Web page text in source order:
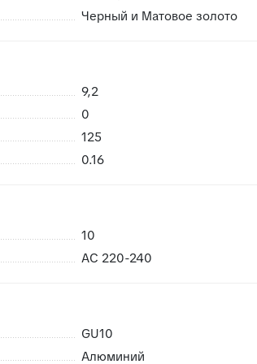
Черный и Матовое золото
9,2
0
125
0.16
10
AC 220-240
GU10
Алюминий
в случае каких либо повреждений при
плитки не смерзаются